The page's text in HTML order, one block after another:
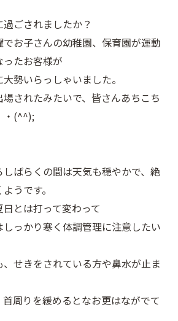
ごされましたか？
お子さんの幼稚園、保育園が運動
たお客様が
勢いらっしゃいました。
されたみたいで、皆さんあちこち
・(^^);
ばらくの間は天気も穏やかで、絶
うです。
とは打って変わって
っかり寒く体調管理に注意したい
せきをされている方や鼻水が止ま
周りを緩めるとなお更はながでて